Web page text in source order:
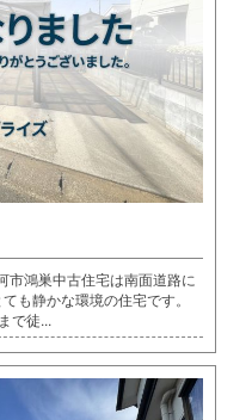
市鴻巣中古住宅は南面道路に
も静かな環境の住宅です。
で徒...